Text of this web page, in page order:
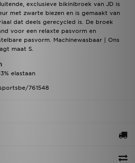
exclusieve bikinibroek van JD is
met zwarte biezen en is gemaakt van
dat deels gerecycled is. De broek
voor een relaxte pasvorm en
pasvorm. Machinewasbaar | Ons
maat S.
elastaan
761548